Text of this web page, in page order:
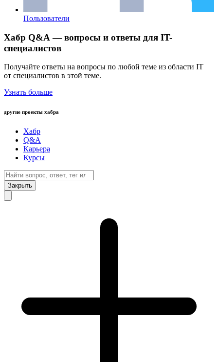
Пользователи
Хабр Q&A — вопросы и ответы для IT-
специалистов
Получайте ответы на вопросы по любой теме из области IT
от специалистов в этой теме.
Узнать больше
другие проекты хабра
Хабр
Q&A
Карьера
Курсы
Закрыть